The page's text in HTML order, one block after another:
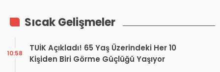
Sıcak Gelişmeler
TUİK Açıkladı! 65 Yaş Üzerindeki Her 10
Kişiden Biri Görme Güçlüğü Yaşıyor
10:58